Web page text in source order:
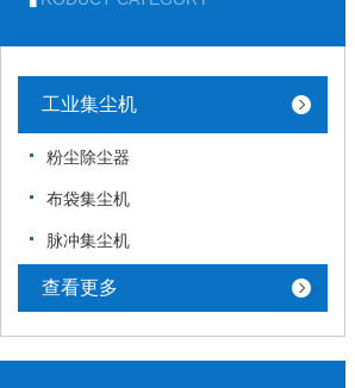
工业集尘机
粉尘除尘器
布袋集尘机
脉冲集尘机
查看更多